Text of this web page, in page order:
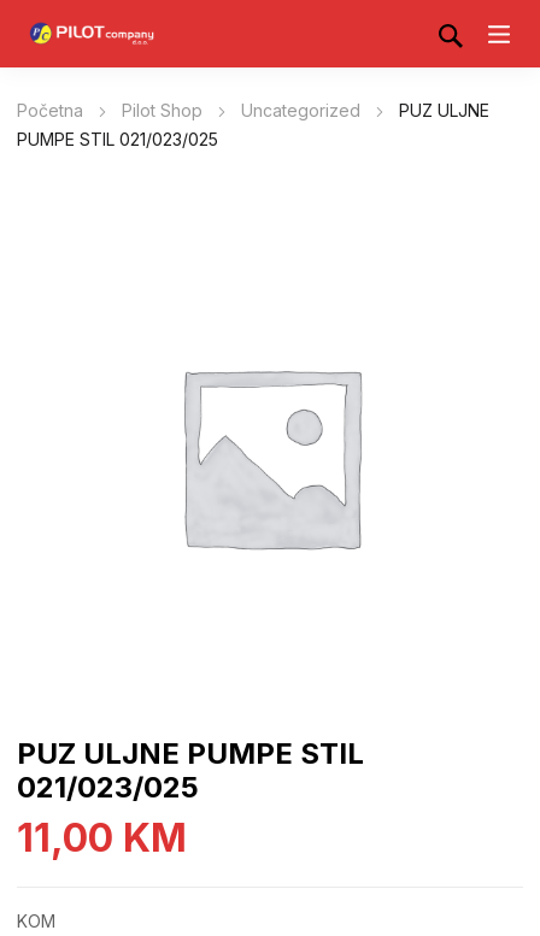
Početna Pilot Shop Uncategorized
PUZ ULJNE
PUMPE STIL 021/023/025
PUZ ULJNE PUMPE STIL
021/023/025
11,00 KM
KOM